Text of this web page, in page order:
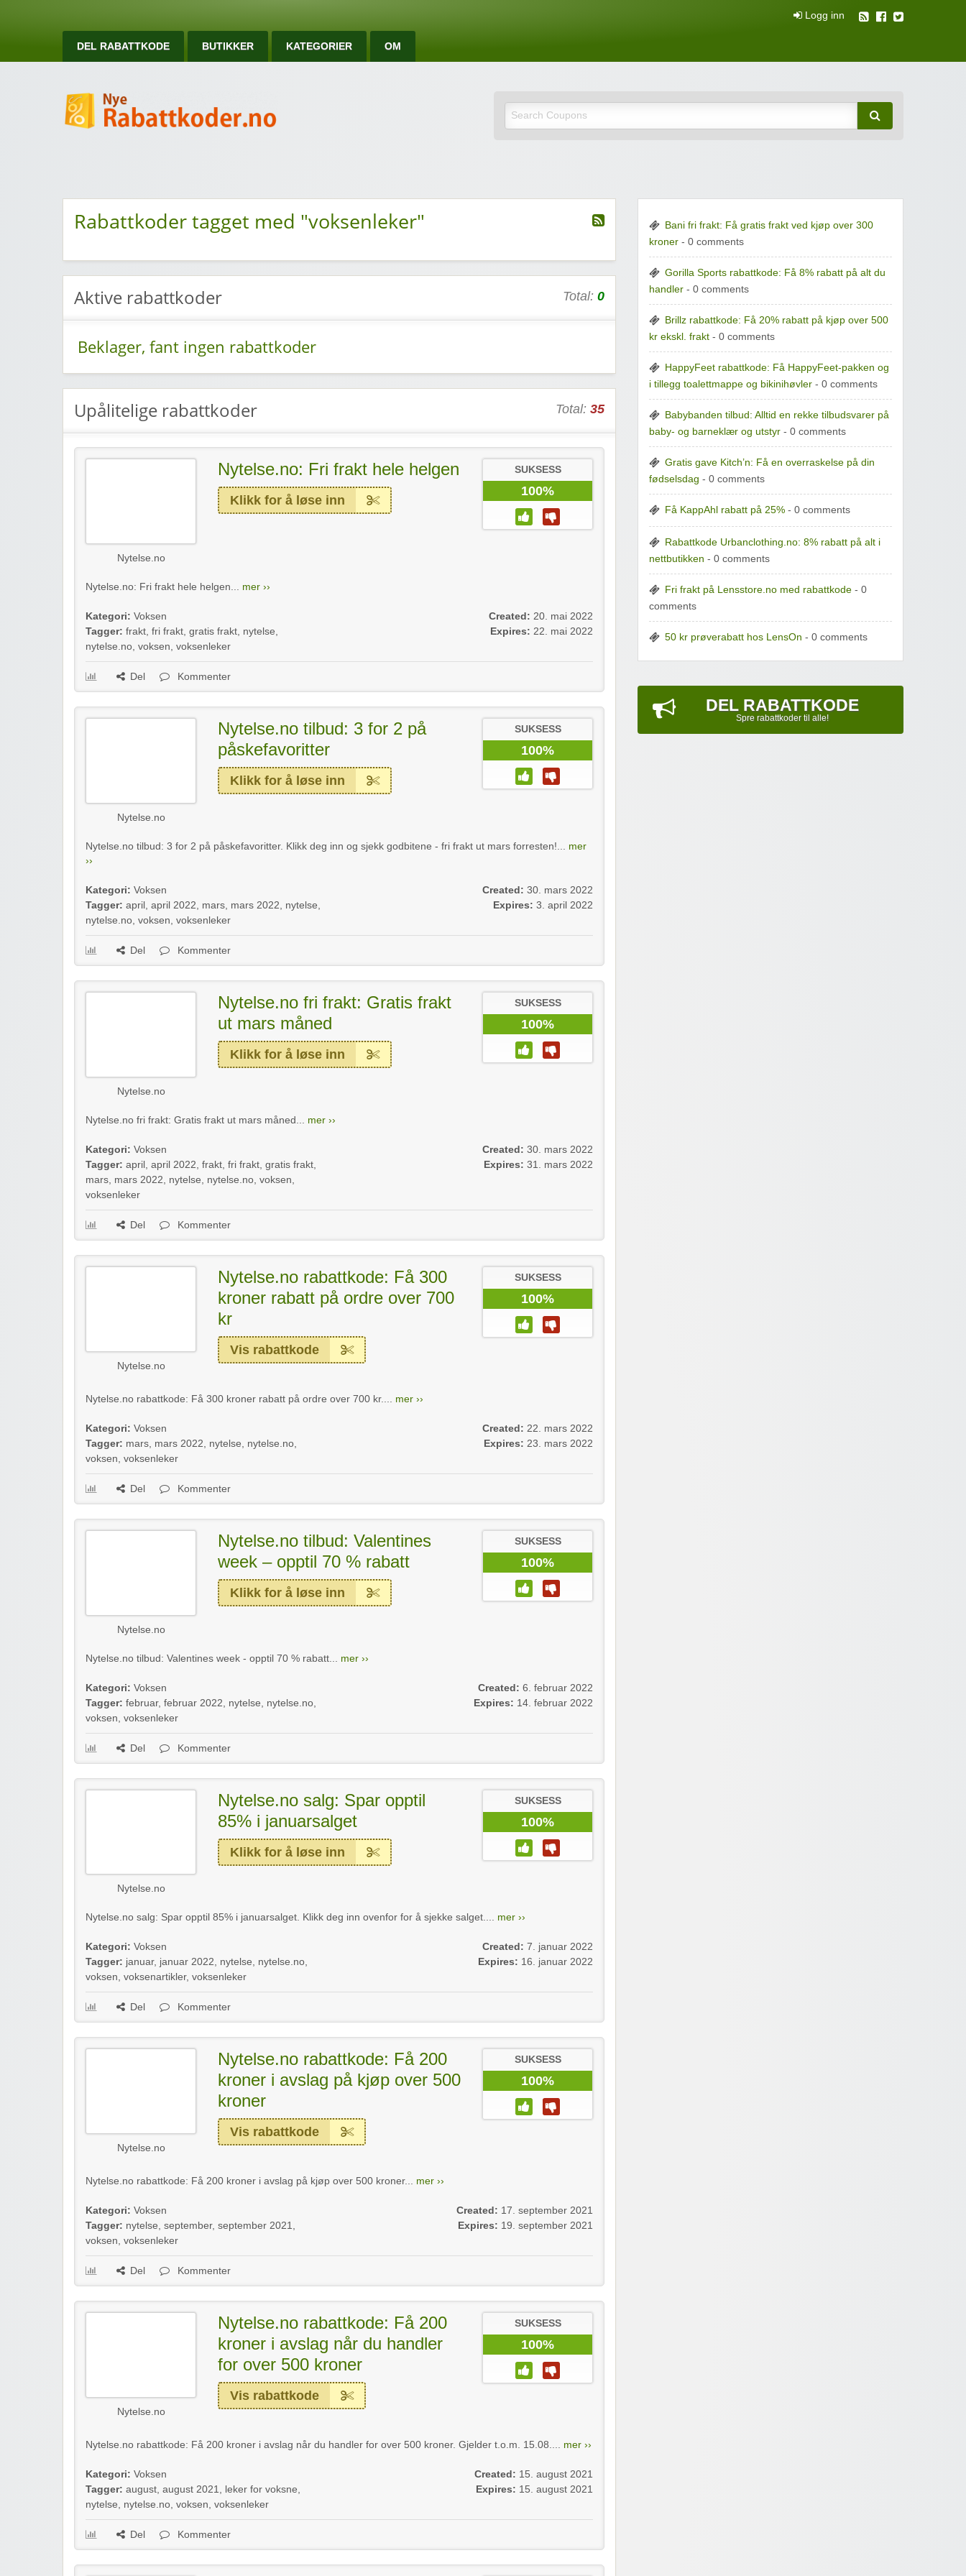
Logg inn
DEL RABATTKODE BUTIKKER KATEGORIER OM
Nye rabattkoder og rabattkuponger
Rabattkoder tagget med "voksenleker"
Aktive rabattkoder Total: 0
Beklager, fant ingen rabattkoder
Upålitelige rabattkoder Total: 35
Nytelse.no
Nytelse.no: Fri frakt hele helgen
Klikk for å løse inn
SUKSESS
100%
Nytelse.no: Fri frakt hele helgen... mer ››
Kategori: Voksen
Tagger: frakt, fri frakt, gratis frakt, nytelse,
nytelse.no, voksen, voksenleker
Created: 20. mai 2022
Expires: 22. mai 2022
Del Kommenter
Nytelse.no
Nytelse.no tilbud: 3 for 2 på
påskefavoritter
Klikk for å løse inn
SUKSESS
100%
Nytelse.no tilbud: 3 for 2 på påskefavoritter. Klikk deg inn og sjekk godbitene - fri frakt ut mars forresten!... mer
››
Kategori: Voksen
Tagger: april april 2022 mars mars 2022 nytelse
nytelse.no voksen voksenleker
Created: 30. mars 2022
Expires: 3. april 2022
Del Kommenter
Nytelse.no
Nytelse.no fri frakt: Gratis frakt
ut mars måned
Klikk for å løse inn
SUKSESS
100%
Nytelse.no fri frakt: Gratis frakt ut mars måned... mer ››
Kategori: Voksen
Tagger: april april 2022 frakt fri frakt gratis frakt
mars mars 2022 nytelse nytelse.no voksen
voksenleker
Created: 30. mars 2022
Expires: 31. mars 2022
Del Kommenter
Nytelse.no
Nytelse.no rabattkode: Få 300
kroner rabatt på ordre over 700
kr
Vis rabattkode
SUKSESS
100%
Nytelse.no rabattkode: Få 300 kroner rabatt på ordre over 700 kr.... mer ››
Kategori: Voksen
Tagger: mars mars 2022 nytelse nytelse.no
voksen voksenleker
Created: 22. mars 2022
Expires: 23. mars 2022
Del Kommenter
Nytelse.no
Nytelse.no tilbud: Valentines
week – opptil 70 % rabatt
Klikk for å løse inn
SUKSESS
100%
Nytelse.no tilbud: Valentines week - opptil 70 % rabatt... mer ››
Kategori: Voksen
Tagger: februar, februar 2022 nytelse nytelse.no
voksen voksenleker
Created: 6. februar 2022
Expires: 14. februar 2022
Del Kommenter
Nytelse.no
Nytelse.no salg: Spar opptil
85% i januarsalget
Klikk for å løse inn
SUKSESS
100%
Nytelse.no salg: Spar opptil 85% i januarsalget. Klikk deg inn ovenfor for å sjekke salget.... mer ››
Kategori: Voksen
Tagger: januar, januar 2022, nytelse, nytelse.no,
voksen, voksenartikler, voksenleker
Created: 7. januar 2022
Expires: 16. januar 2022
Del Kommenter
Nytelse.no
Nytelse.no rabattkode: Få 200
kroner i avslag på kjøp over 500
kroner
Vis rabattkode
SUKSESS
100%
Nytelse.no rabattkode: Få 200 kroner i avslag på kjøp over 500 kroner... mer ››
Kategori: Voksen
Tagger: nytelse, september, september 2021,
voksen, voksenleker
Created: 17. september 2021
Expires: 19. september 2021
Del Kommenter
Nytelse.no
Nytelse.no rabattkode: Få 200
kroner i avslag når du handler
for over 500 kroner
Vis rabattkode
SUKSESS
100%
Nytelse.no rabattkode: Få 200 kroner i avslag når du handler for over 500 kroner. Gjelder t.o.m. 15.08.... mer ››
Kategori: Voksen
Tagger: august, august 2021, leker for voksne,
nytelse, nytelse.no, voksen, voksenleker
Created: 15. august 2021
Expires: 15. august 2021
Del Kommenter
Bani fri frakt: Få gratis frakt ved kjøp over 300
kroner - 0 comments
Gorilla Sports rabattkode: Få 8% rabatt på alt du
handler - 0 comments
Brillz rabattkode: Få 20% rabatt på kjøp over 500
kr ekskl. frakt - 0 comments
HappyFeet rabattkode: Få HappyFeet-pakken og
i tillegg toalettmappe og bikinihøvler - 0 comments
Babybanden tilbud: Alltid en rekke tilbudsvarer på
baby- og barneklær og utstyr - 0 comments
Gratis gave Kitch’n: Få en overraskelse på din
fødselsdag - 0 comments
Få KappAhl rabatt på 25% - 0 comments
Rabattkode Urbanclothing.no: 8% rabatt på alt i
nettbutikken - 0 comments
Fri frakt på Lensstore.no med rabattkode - 0
comments
50 kr prøverabatt hos LensOn - 0 comments
DEL RABATTKODE
Spre rabattkoder til alle!